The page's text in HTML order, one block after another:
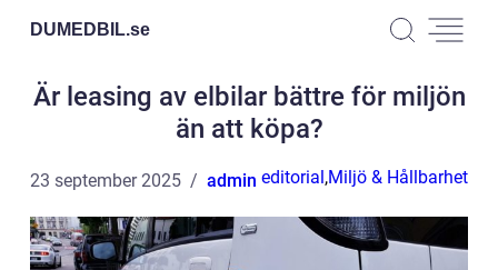
DUMEDBIL.se
Är leasing av elbilar bättre för miljön
än att köpa?
23 september 2025 admin editorial,Miljö & Hållbarhet